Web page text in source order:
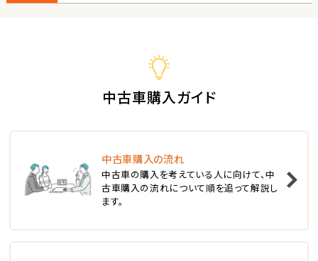
ホンダ
S660
1位
中古車購入ガイド
中古車購入の流れ
中古車の購入を考えている人に向けて、中
古車購入の流れについて順を追って解説し
ます。